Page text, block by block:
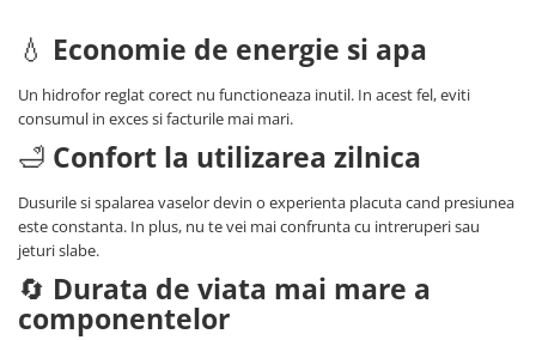
💧 Economie de energie si apa
Un hidrofor reglat corect nu functioneaza inutil. In acest fel, eviti
consumul in exces si facturile mai mari.
🛁 Confort la utilizarea zilnica
Dusurile si spalarea vaselor devin o experienta placuta cand presiunea
este constanta. In plus, nu te vei mai confrunta cu intreruperi sau
jeturi slabe.
🔄 Durata de viata mai mare a
componentelor